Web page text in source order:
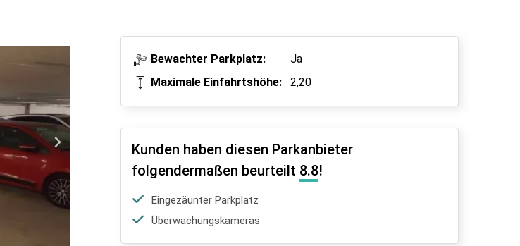
Bewachter Parkplatz:
Ja
Maximale Einfahrtshöhe:
2,20
Kunden haben diesen Parkanbieter
folgendermaßen beurteilt 8.8!
Eingezäunter Parkplatz
Überwachungskameras